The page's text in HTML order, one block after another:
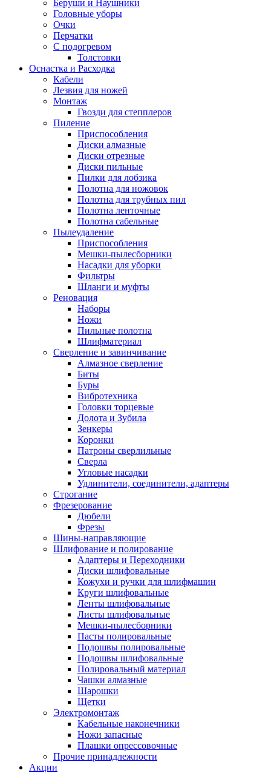
Беруши и Наушники
Головные уборы
Очки
Перчатки
С подогревом
Толстовки
Оснастка и Расходка
Кабели
Лезвия для ножей
Монтаж
Гвозди для степплеров
Пиление
Приспособления
Диски алмазные
Диски отрезные
Диски пильные
Пилки для лобзика
Полотна для ножовок
Полотна для трубных пил
Полотна ленточные
Полотна сабельные
Пылеудаление
Приспособления
Мешки-пылесборники
Насадки для уборки
Фильтры
Шланги и муфты
Реновация
Наборы
Ножи
Пильные полотна
Шлифматериал
Сверление и завинчивание
Алмазное сверление
Биты
Буры
Вибротехника
Головки торцевые
Долота и Зубила
Зенкеры
Коронки
Патроны сверлильные
Сверла
Угловые насадки
Удлинители, соединители, адаптеры
Строгание
Фрезерование
Дюбели
Фрезы
Шины-направляющие
Шлифование и полирование
Адаптеры и Переходники
Диски шлифовальные
Кожухи и ручки для шлифмашин
Круги шлифовальные
Ленты шлифовальные
Листы шлифовальные
Мешки-пылесборники
Пасты полировальные
Подошвы полировальные
Подошвы шлифовальные
Полировальный материал
Чашки алмазные
Шарошки
Щетки
Электромонтаж
Кабельные наконечники
Ножи запасные
Плашки опрессовочные
Прочие принадлежности
Акции